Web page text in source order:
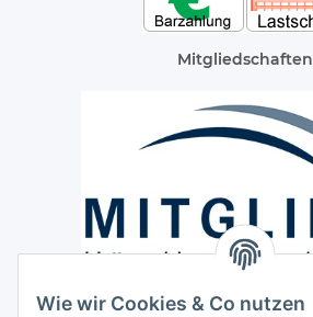
Wie wir Cookies & Co nutzen
Mitgliedschaften